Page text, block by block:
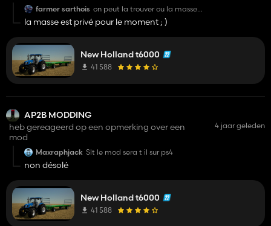
farmer sarthois on peut la trouver ou la masse ?
la masse est privé pour le moment ; )
New Holland t6000
41 588
AP2B MODDING
heb gereageerd op een opmerking over een
mod
4 jaar geleden
Maxraphjack Slt le mod sera t il sur ps4
non désolé
New Holland t6000
41 588